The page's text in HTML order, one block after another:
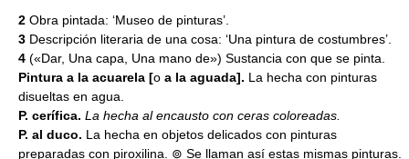
2 Obra pintada: ‘Museo de pinturas’.
3 Descripción literaria de una cosa: ‘Una pintura de costumbres’.
4 («Dar, Una capa, Una mano de») Sustancia con que se pinta.
Pintura a la acuarela [o a la aguada]. La hecha con pinturas
disueltas en agua.
P. cerífica. La hecha al encausto con ceras coloreadas.
P. al duco. La hecha en objetos delicados con pinturas
preparadas con piroxilina. ⊚ Se llaman así estas mismas pinturas.